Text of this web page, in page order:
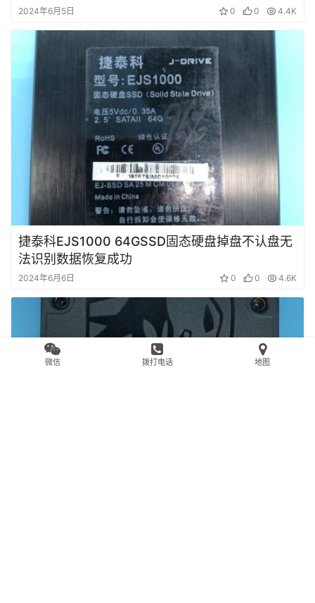
2024年6月5日 0 0 4.4K
捷泰科EJS1000 64GSSD固态硬盘掉盘不认盘无
法识别数据恢复成功
2024年6月6日 0 0 4.6K
微信 拨打电话 地图